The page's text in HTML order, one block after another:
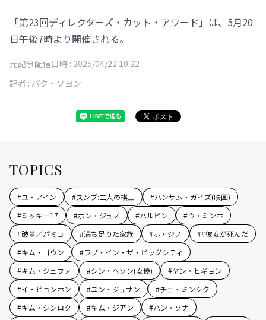
「第23回ディレクターズ・カット・アワード」は、5月20
日午後7時より開催される。
元記事配信日時 : 2025/04/22 10:22
記者 : パク・ソヨン
TOPICS
#ユ・アイン #スンブ:二人の棋士 #ハンサム・ガイズ(映画)
#ミッキー17 #ポン・ジュノ #ハルビン #ウ・ミンホ
#破墓／パミョ #満ち足りた家族 #ホ・ジノ ##彼女が死んだ
#キム・ゴウン #ラブ・イン・ザ・ビッグシティ
#キム・ジェファ #シン・ヘソン(女優) #ヤン・ヒギョン
#イ・ビョンホン #ユン・ジュサン #チェ・ミンシク
#キム・シンロク #キム・ジアン #ハン・ソナ